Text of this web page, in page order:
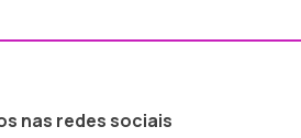
nas redes sociais